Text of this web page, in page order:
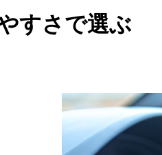
すさで選ぶ